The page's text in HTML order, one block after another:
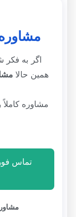
اگر به
همین حالا
مشاوره کاملاً
تماس